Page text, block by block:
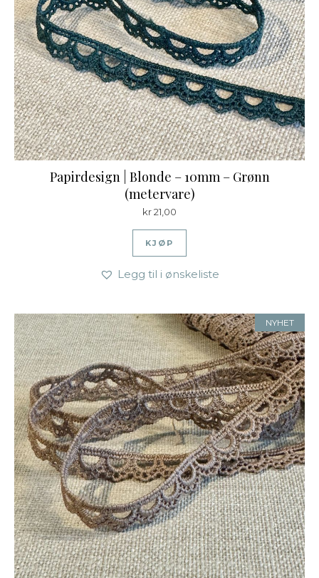
Papirdesign | Blonde – 10mm – Grønn
(metervare)
kr21,00
KJØP
Legg til i ønskeliste
NYHET